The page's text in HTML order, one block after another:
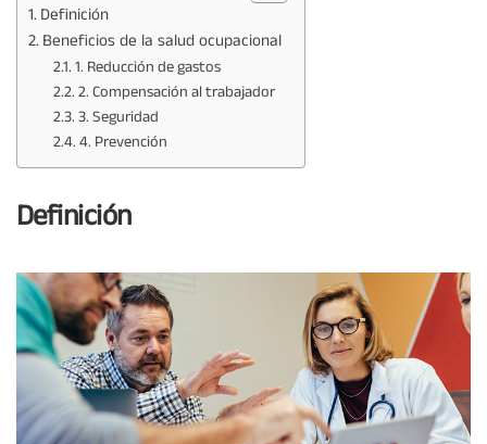
Definición
Beneficios de la salud ocupacional
1. Reducción de gastos
2. Compensación al trabajador
3. Seguridad
4. Prevención
Definición